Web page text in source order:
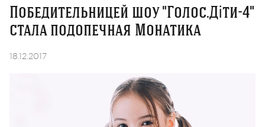
Победительницей шоу "Голос.Діти-4"
стала подопечная Монатика
18.12.2017